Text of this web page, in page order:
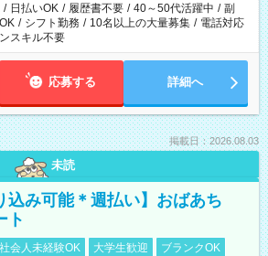
/ 日払いOK / 履歴書不要 / 40～50代活躍中 / 副
/ シフト勤務 / 10名以上の大量募集 / 電話対応
スキル不要
応募する 詳細へ
掲載日：2026.08.03
未読
込み可能＊週払い】おばあち
ト
社会人未経験OK 大学生歓迎
ブランクOK